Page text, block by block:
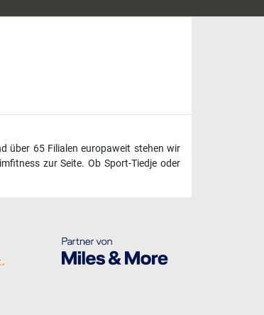
über 65 Filialen europaweit stehen wir
zur Seite. Ob Sport-Tiedje oder